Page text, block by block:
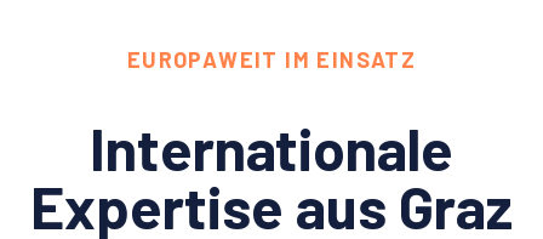
EUROPAWEIT IM EINSATZ
Internationale
Expertise aus Graz